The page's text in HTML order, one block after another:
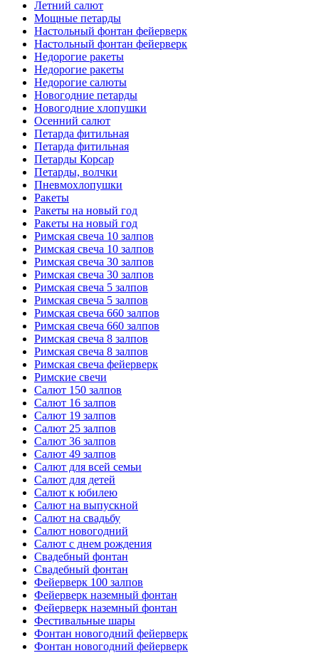
Летний салют
Мощные петарды
Настольный фонтан фейерверк
Настольный фонтан фейерверк
Недорогие ракеты
Недорогие ракеты
Недорогие салюты
Новогодние петарды
Новогодние хлопушки
Осенний салют
Петарда фитильная
Петарда фитильная
Петарды Корсар
Петарды, волчки
Пневмохлопушки
Ракеты
Ракеты на новый год
Ракеты на новый год
Римская свеча 10 залпов
Римская свеча 10 залпов
Римская свеча 30 залпов
Римская свеча 30 залпов
Римская свеча 5 залпов
Римская свеча 5 залпов
Римская свеча 660 залпов
Римская свеча 660 залпов
Римская свеча 8 залпов
Римская свеча 8 залпов
Римская свеча фейерверк
Римские свечи
Салют 150 залпов
Салют 16 залпов
Салют 19 залпов
Салют 25 залпов
Салют 36 залпов
Салют 49 залпов
Салют для всей семьи
Салют для детей
Салют к юбилею
Салют на выпускной
Салют на свадьбу
Салют новогодний
Салют с днем рождения
Свадебный фонтан
Свадебный фонтан
Фейерверк 100 залпов
Фейерверк наземный фонтан
Фейерверк наземный фонтан
Фестивальные шары
Фонтан новогодний фейерверк
Фонтан новогодний фейерверк